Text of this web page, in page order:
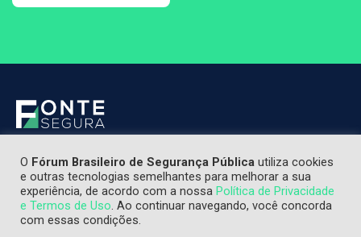
O Fórum Brasileiro de Segurança Pública utiliza cookies
e outras tecnologias semelhantes para melhorar a sua
experiência, de acordo com a nossa Política de Privacidade
e Termos de Uso. Ao continuar navegando, você concorda
com essas condições.